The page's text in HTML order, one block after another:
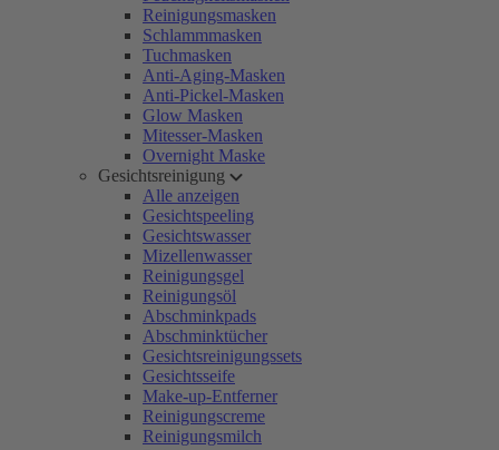
Reinigungsmasken
Schlammmasken
Tuchmasken
Anti-Aging-Masken
Anti-Pickel-Masken
Glow Masken
Mitesser-Masken
Overnight Maske
Gesichtsreinigung
Alle anzeigen
Gesichtspeeling
Gesichtswasser
Mizellenwasser
Reinigungsgel
Reinigungsöl
Abschminkpads
Abschminktücher
Gesichtsreinigungssets
Gesichtsseife
Make-up-Entferner
Reinigungscreme
Reinigungsmilch